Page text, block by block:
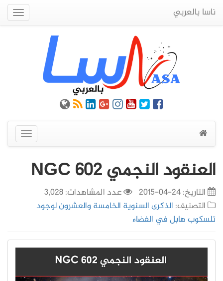
ناسا بالعربي
عرض
القائمة
العنقود النجمي NGC 602
التاريخ:24-04-2015
عدد المشاهدات: 3,028
التصنيف: الذكرى السنوية الخامسة والعشرون لوجود
تلسكوب هابل في الفضاء